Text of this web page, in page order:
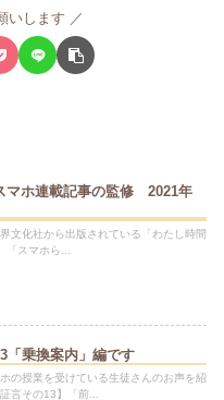
いします
マホ連載記事の監修 2021年
文化社から出版されている「わたし時間
「スマホら...
「乗換案内」編です
の授業を受けている生徒さんのお声を紹
言その13】「前...